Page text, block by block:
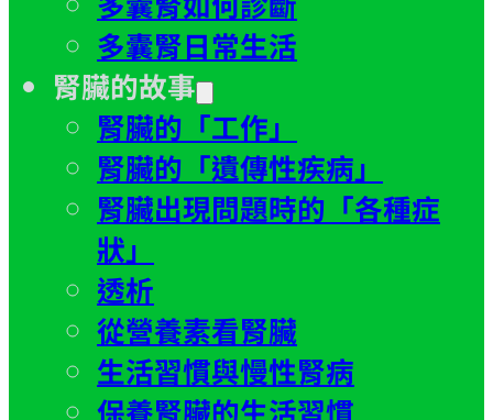
多囊腎日常生活
腎臟的故事
腎臟的「工作」
腎臟的「遺傳性疾病」
腎臟出現問題時的「各種症
狀」
透析
從營養素看腎臟
生活習慣與慢性腎病
保養腎臟的生活習慣